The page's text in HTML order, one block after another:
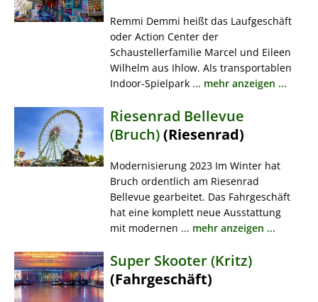
Remmi Demmi heißt das Laufgeschäft
oder Action Center der
Schaustellerfamilie Marcel und Eileen
Wilhelm aus Ihlow. Als transportablen
Indoor-Spielpark ... mehr anzeigen ...
Riesenrad Bellevue
(Bruch)(Riesenrad)
Modernisierung 2023 Im Winter hat
Bruch ordentlich am Riesenrad
Bellevue gearbeitet. Das Fahrgeschäft
hat eine komplett neue Ausstattung
mit modernen ... mehr anzeigen ...
Super Skooter (Kritz)
(Fahrgeschäft)